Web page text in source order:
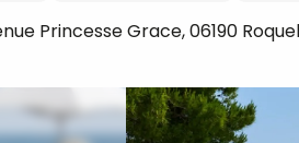
Princesse Grace, 06190